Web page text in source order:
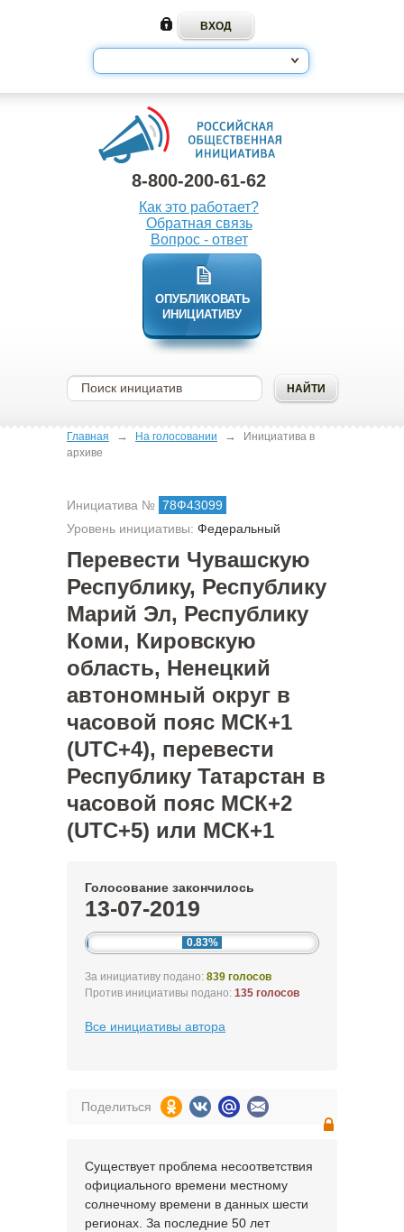
8-800-200-61-62
Как это работает?
Обратная связь
Вопрос - ответ
ОПУБЛИКОВАТЬ
ИНИЦИАТИВУ
Главная → На голосовании →
Инициатива в
архиве
Инициатива № 78Ф43099
Уровень инициативы: Федеральный
Перевести Чувашскую
Республику, Республику
Марий Эл, Республику
Коми, Кировскую
область, Ненецкий
автономный округ в
часовой пояс МСК+1
(UTC+4), перевести
Республику Татарстан в
часовой пояс МСК+2
(UTC+5) или МСК+1
Голосование закончилось
13-07-2019
0.83%
За инициативу подано: 839 голосов
Против инициативы подано: 135 голосов
Все инициативы автора
Поделиться
Существует проблема несоответствия
официального времени местному
солнечному времени в данных шести
регионах. За последние 50 лет